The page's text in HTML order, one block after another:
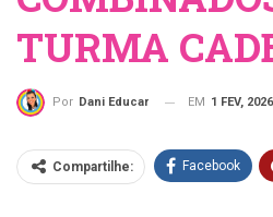
TURMA
Por Dani Educar EM 1 FEV, 2026
Compartilhe: Facebook